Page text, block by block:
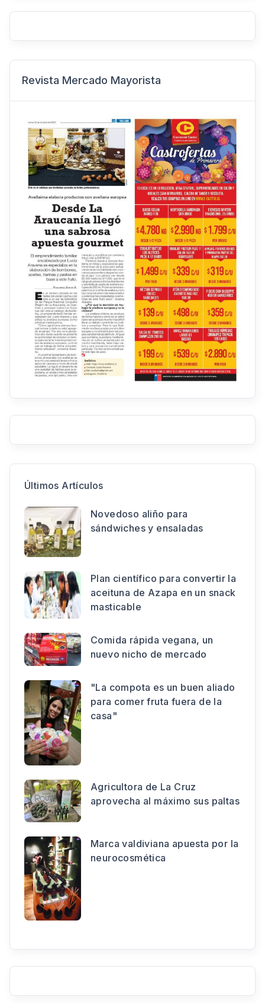
Revista Mercado Mayorista
Últimos Artículos
Novedoso aliño para
sándwiches y ensaladas
Plan científico para convertir la
aceituna de Azapa en un snack
masticable
Comida rápida vegana, un
nuevo nicho de mercado
"La compota es un buen aliado
para comer fruta fuera de la
casa"
Agricultora de La Cruz
aprovecha al máximo sus paltas
Marca valdiviana apuesta por la
neurocosmética